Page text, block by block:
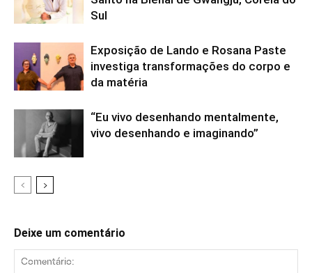
Sul
Exposição de Lando e Rosana Paste
investiga transformações do corpo e
da matéria
“Eu vivo desenhando mentalmente,
vivo desenhando e imaginando”
Deixe um comentário